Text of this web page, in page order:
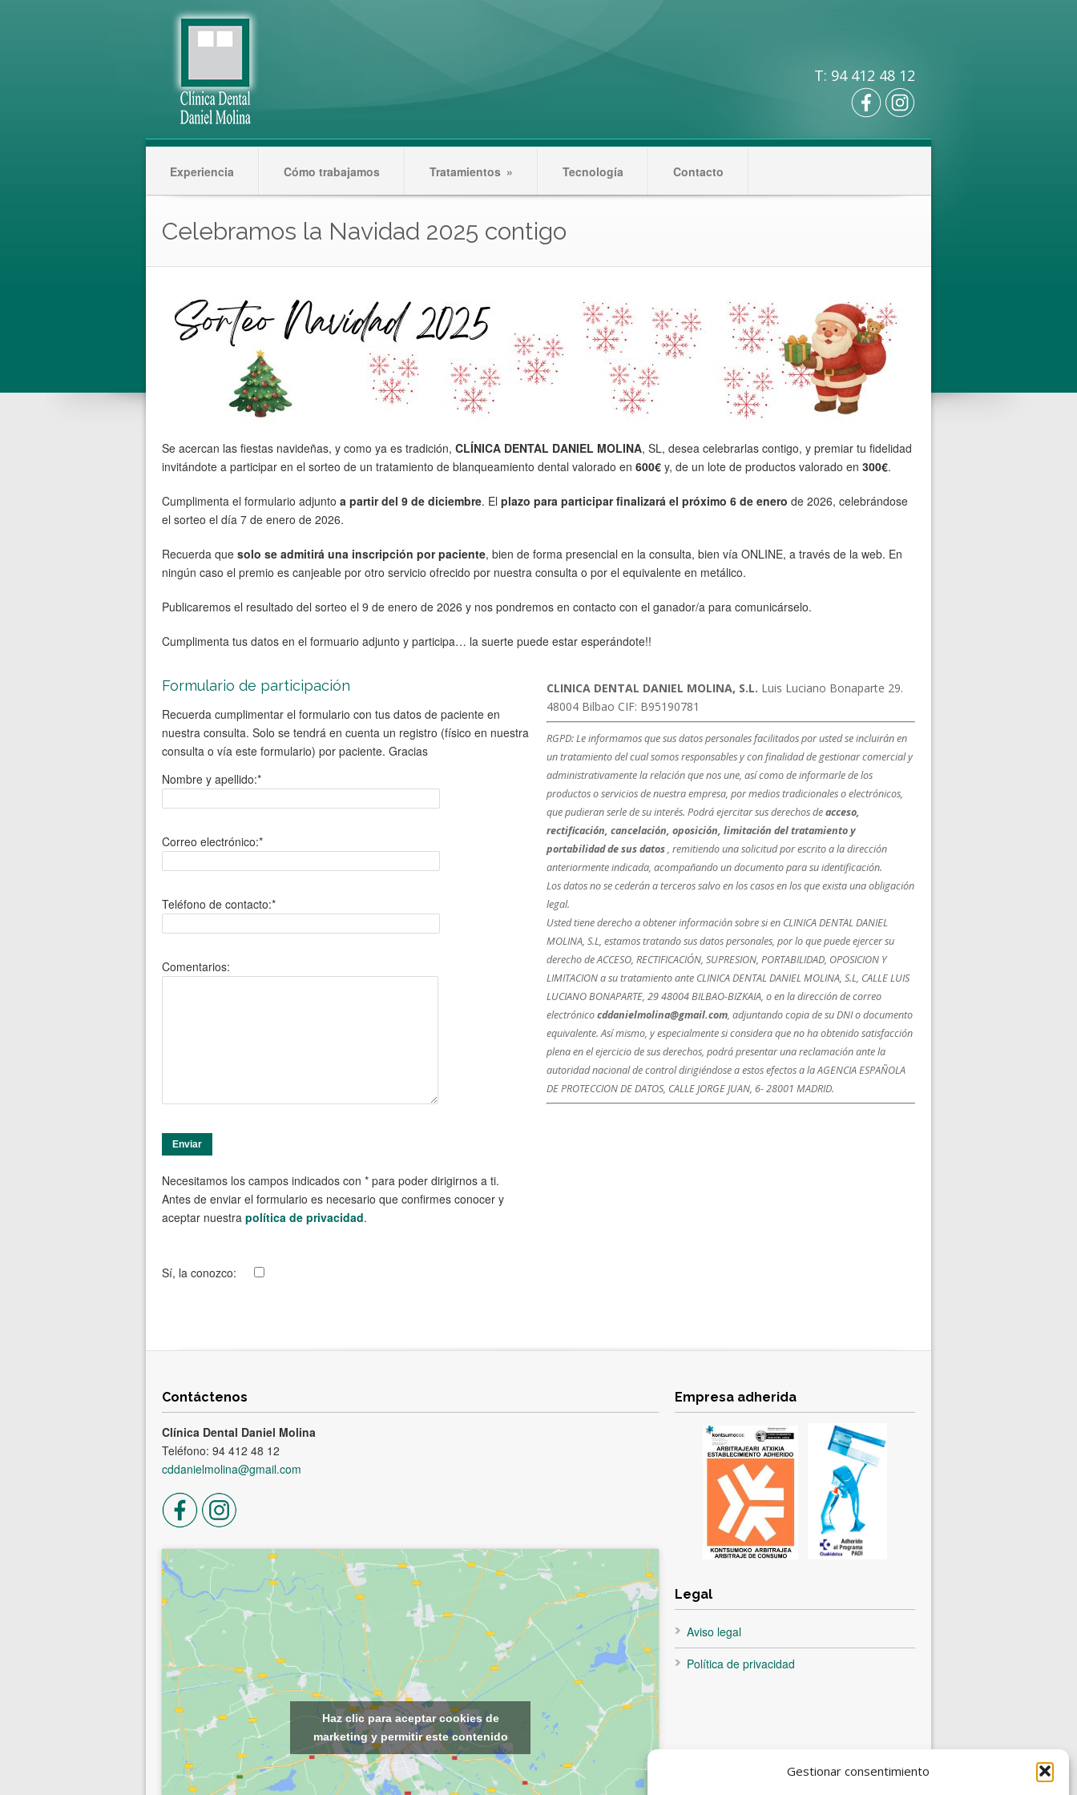
Gestionar consentimiento
T: 94 412 48 12
Experiencia Cómo trabajamos Tratamientos » Tecnología Contacto
Celebramos la Navidad 2025 contigo
Se acercan las fiestas navideñas, y como ya es tradición, CLÍNICA DENTAL DANIEL MOLINA, SL, desea celebrarlas contigo, y premiar tu fidelidad
invitándote a participar en el sorteo de un tratamiento de blanqueamiento dental valorado en 600€ y, de un lote de productos valorado en 300€.
Cumplimenta el formulario adjunto a partir del 9 de diciembre. El plazo para participar finalizará el próximo 6 de enero de 2026, celebrándose
el sorteo el día 7 de enero de 2026.
Recuerda que solo se admitirá una inscripción por paciente, bien de forma presencial en la consulta, bien vía ONLINE, a través de la web. En
ningún caso el premio es canjeable por otro servicio ofrecido por nuestra consulta o por el equivalente en metálico.
Publicaremos el resultado del sorteo el 9 de enero de 2026 y nos pondremos en contacto con el ganador/a para comunicárselo.
Cumplimenta tus datos en el formuario adjunto y participa… la suerte puede estar esperándote!!
Formulario de participación
Recuerda cumplimentar el formulario con tus datos de paciente en
nuestra consulta. Solo se tendrá en cuenta un registro (físico en nuestra
consulta o vía este formulario) por paciente. Gracias
Nombre y apellido:*
Correo electrónico:*
Teléfono de contacto:*
Comentarios:
Necesitamos los campos indicados con * para poder dirigirnos a ti.
Antes de enviar el formulario es necesario que confirmes conocer y
aceptar nuestra política de privacidad.
Sí, la conozco:
CLINICA DENTAL DANIEL MOLINA, S.L. Luis Luciano Bonaparte 29.
48004 Bilbao CIF: B95190781
RGPD: Le informamos que sus datos personales facilitados por usted se incluirán en
un tratamiento del cual somos responsables y con finalidad de gestionar comercial y
administrativamente la relación que nos une, así como de informarle de los
productos o servicios de nuestra empresa, por medios tradicionales o electrónicos,
que pudieran serle de su interés. Podrá ejercitar sus derechos deacceso,
rectificación, cancelación, oposición, limitación del tratamiento y
portabilidad de sus datos, remitiendo una solicitud por escrito a la dirección
anteriormente indicada, acompañando un documento para su identificación.
Los datos no se cederán a terceros salvo en los casos en los que exista una obligación
legal.
Usted tiene derecho a obtener información sobre si en CLINICA DENTAL DANIEL
MOLINA, S.L, estamos tratando sus datos personales, por lo que puede ejercer su
derecho de ACCESO, RECTIFICACIÓN, SUPRESION, PORTABILIDAD, OPOSICION Y
LIMITACION a su tratamiento ante CLINICA DENTAL DANIEL MOLINA, S.L, CALLE LUIS
LUCIANO BONAPARTE, 29 48004 BILBAO-BIZKAIA, o en la dirección de correo
electrónicocddanielmolina@gmail.com, adjuntando copia de su DNI o documento
equivalente. Así mismo, y especialmente si considera que no ha obtenido satisfacción
plena en el ejercicio de sus derechos, podrá presentar una reclamación ante la
autoridad nacional de control dirigiéndose a estos efectos a la AGENCIA ESPAÑOLA
DE PROTECCION DE DATOS, CALLE JORGE JUAN, 6- 28001 MADRID.
Contáctenos
Clínica Dental Daniel Molina
Teléfono: 94 412 48 12
cddanielmolina@gmail.com
Haz clic para aceptar cookies de
marketing y permitir este contenido
Empresa adherida
Legal
Aviso legal
Política de privacidad